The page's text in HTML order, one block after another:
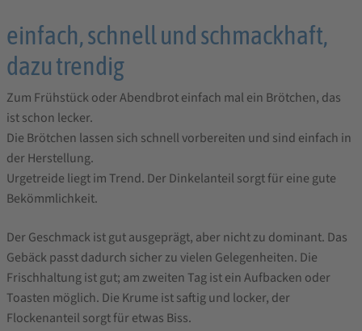
einfach, schnell und schmackhaft,
dazu trendig
Zum Frühstück oder Abendbrot einfach mal ein Brötchen, das
ist schon lecker.
Die Brötchen lassen sich schnell vorbereiten und sind einfach in
der Herstellung.
Urgetreide liegt im Trend. Der Dinkelanteil sorgt für eine gute
Bekömmlichkeit.
Der Geschmack ist gut ausgeprägt, aber nicht zu dominant. Das
Gebäck passt dadurch sicher zu vielen Gelegenheiten. Die
Frischhaltung ist gut; am zweiten Tag ist ein Aufbacken oder
Toasten möglich. Die Krume ist saftig und locker, der
Flockenanteil sorgt für etwas Biss.